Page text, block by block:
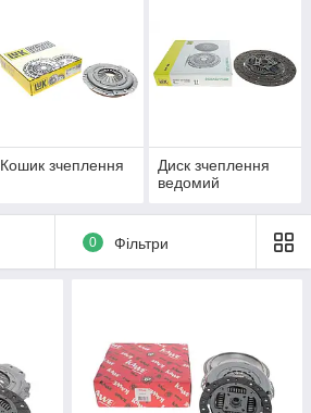
Кошик зчеплення
Диск зчеплення
ведомий
0 Фільтри